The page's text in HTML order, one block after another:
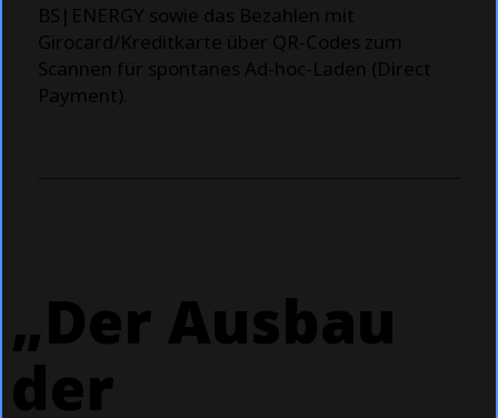
BS|ENERGY sowie das Bezahlen mit
Girocard/Kreditkarte über QR-Codes zum
Scannen für spontanes Ad-hoc-Laden (Direct
Payment).
„Der Ausbau
der